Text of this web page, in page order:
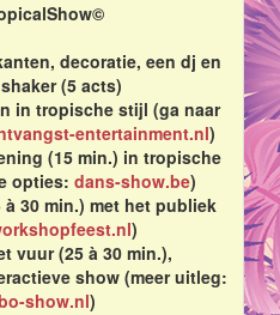
decoratie, een dj en
(5 acts)
in tropische stijl (ga naar
entertainment.nl)
(15 min.) in tropische
opties: dans-show.be)
30 min.) met het publiek
)
vuur (25 à 30 min.),
show (meer uitleg:
show.nl)